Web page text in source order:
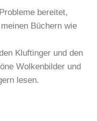
bereitet,
Büchern wie
Kluftinger und den
Wolkenbilder und
lesen.